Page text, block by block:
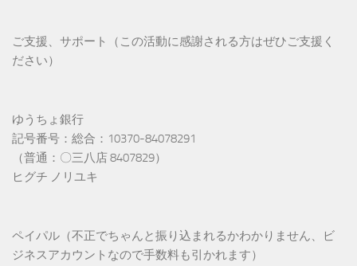
ご支援、サポート（この活動に感謝される方はぜひご支援く
ださい）
ゆうちょ銀行
記号番号：総合：10370-84078291
（普通：〇三八店 8407829）
ヒグチ ノリユキ
ペイパル（不正でちゃんと振り込まれるかわかりません、ビ
ジネスアカウントなので手数料も引かれます）